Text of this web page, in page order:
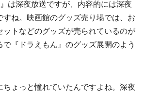
は深夜放送ですが、内容的には深夜
すね。映画館のグッズ売り場では、お
トなどのグッズが売られているのが
『ドラえもん』のグッズ展開のよう
ょっと憧れていたんですよね。深夜